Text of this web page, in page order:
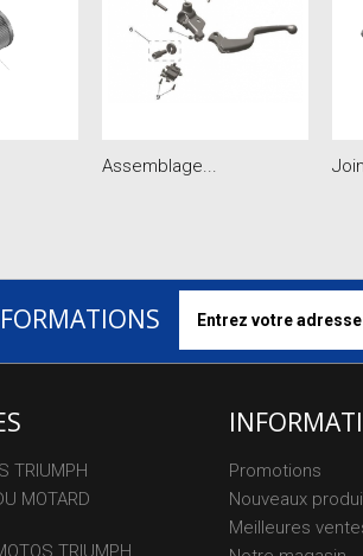
Assemblage...
TRIUMPH
MOTARD
TRIUMPH
Promotions
Nouveaux
Meilleures